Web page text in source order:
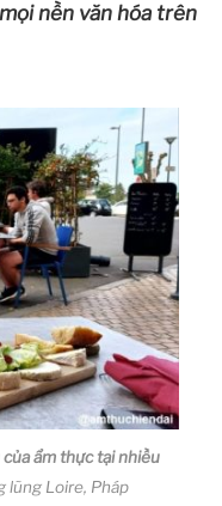
nền văn hóa trên
ẩm thực tại nhiều
lũng Loire, Pháp